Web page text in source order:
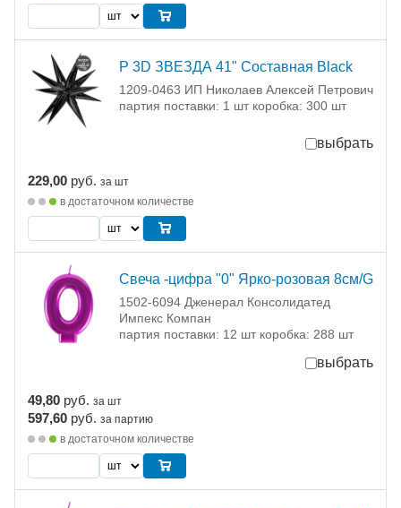
Р 3D ЗВЕЗДА 41" Составная Black
1209-0463 ИП Николаев Алексей Петрович
партия поставки: 1 шт коробка: 300 шт
выбрать
229,00 руб. за шт
в достаточном количестве
Свеча -цифра "0" Ярко-розовая 8см/G
1502-6094 Дженерал Консолидатед
Импекс Компан
партия поставки: 12 шт коробка: 288 шт
выбрать
49,80 руб. за шт
597,60 руб. за партию
в достаточном количестве